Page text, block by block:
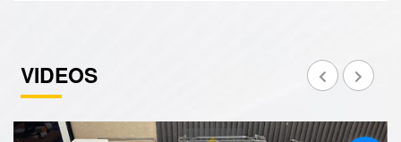
VIDEOS